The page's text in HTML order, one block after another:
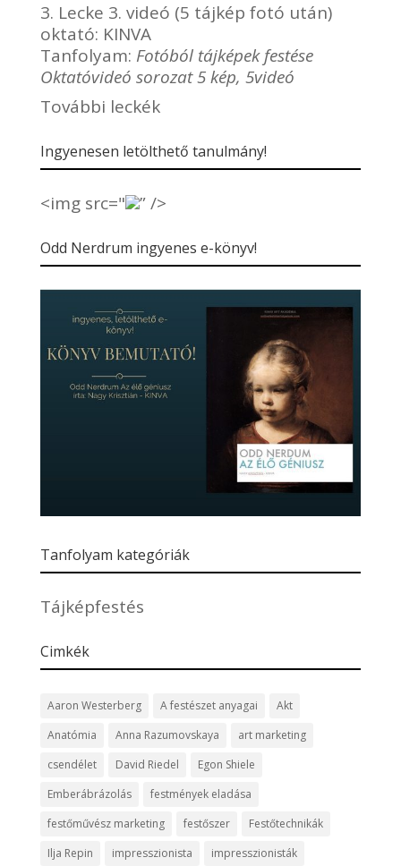
3. Lecke 3. videó (5 tájkép fotó után)
oktató: KINVA
Tanfolyam: Fotóból tájképek festése
Oktatóvideó sorozat 5 kép, 5videó
További leckék
Ingyenesen letölthető tanulmány!
<img src=" ” />
Odd Nerdrum ingyenes e-könyv!
Tanfolyam kategóriák
Tájképfestés
Cimkék
Aaron Westerberg A festészet anyagai
Akt
Anatómia
Anna Razumovskaya
art marketing
csendélet
David Riedel
Egon Shiele
Emberábrázolás
festmények eladása
festőművész marketing
festőszer
Festőtechnikák
Ilja Repin
impresszionista
impresszionisták